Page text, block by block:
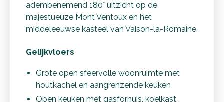
adembenemend 180° uitzicht op de
majestueuze Mont Ventoux en het
middeleeuwse kasteel van Vaison-la-Romaine.
Gelijkvloers
Grote open sfeervolle woonruimte met
houtkachel en aangrenzende keuken
Open keuken met gasfornuis, koelkast,